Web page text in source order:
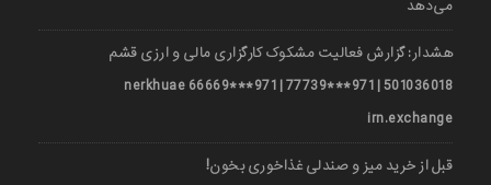
می‌دهد
هشدار: گزارش فعالیت مشکوک کارگزاری مالی و ارزی قشم
501036018 | 971***77739 | 971***66669 nerkhuae
irn.exchange
قبل از خرید میز و صندلی غذاخوری بخون!